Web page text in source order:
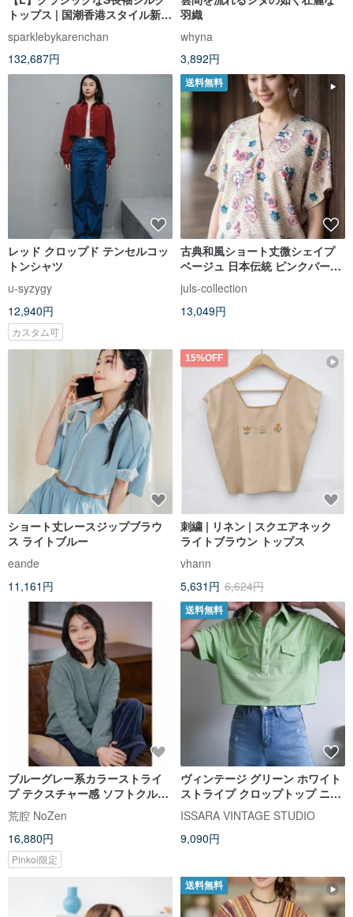
トップス | 国潮香港スタイル新中
華風 | ファッション
sparklebykarenchan
132,687円
羽織
whyna
3,892円
レッド クロップド テンセルコッ
トンシャツ
u-syzygy
12,940円
カスタム可
送料無料
古典和風ショート丈微シェイプ
ベージュ 日本伝統 ピンクパープ
ル 四季花草模様 スクエアブラウ
ス
juls-collection
13,049円
ショート丈レースジップブラウ
ス ライトブルー
eande
11,161円
15%OFF
刺繍 | リネン | スクエアネック
ライトブラウン トップス
vhann
5,631円 6,624円
ブルーグレー系カラーストライ
プ テクスチャー感 ソフトクルー
ネックニットスウェット
荒腔 NoZen
16,880円
Pinkoi限定
送料無料
ヴィンテージ グリーン ホワイト
ストライプ クロップトップ ニッ
ト 半袖 ポケット付き サイズ XL
ISSARA VINTAGE STUDIO
9,090円
送料無料